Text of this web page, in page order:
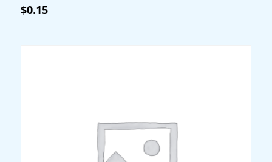
$0.15